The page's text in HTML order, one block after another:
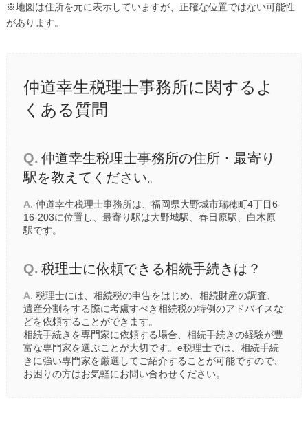
※地図は住所を元に表示していますが、正確な位置ではない可能性
があります。
仲道幸生税理士事務所に関するよ
くある質問
Q. 仲道幸生税理士事務所の住所・最寄り
駅を教えてください。
A. 仲道幸生税理士事務所は、福岡県大野城市瑞穂町4丁目6-
16-203に位置し、最寄り駅は大野城駅 春日原駅
白木原
駅です。
Q. 税理士に依頼できる相続手続きは？
A. 税理士には、相続税の申告をはじめ、相続財産の調査、
遺産分割をする際に考慮すべき相続税の特例のアドバイスな
どを依頼することができます。
相続手続きを専門家に依頼する場合、相続手続きの経験が豊
富な専門家を選ぶことが大切です。e税理士では、相続手続
きに強い専門家を厳選してご紹介することが可能ですので、
お困りの方はお気軽にお問い合わせください。